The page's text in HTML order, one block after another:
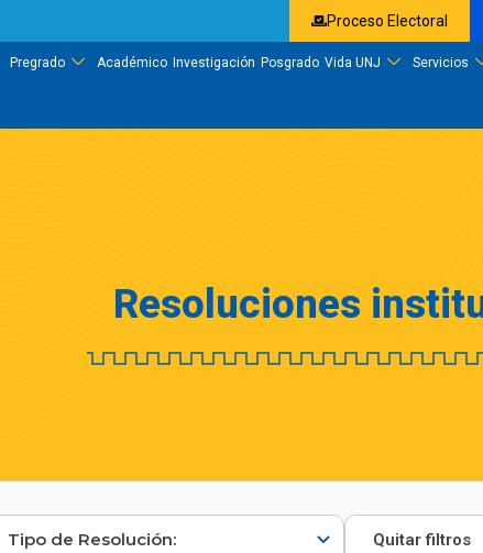
Proceso Electoral
Pregrado Académico Investigación Posgrado Vida UNJ Servicios
Resoluciones
Quitar filtros